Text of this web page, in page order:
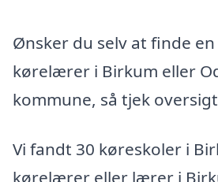
Ønsker du selv at finde
kørelærer i Birkum eller
kommune, så tjek
Vi fandt 30 køreskoler i
kørelærer eller lærer i